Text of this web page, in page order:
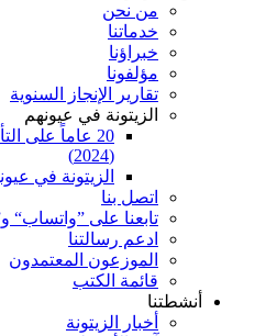
من نحن
خدماتنا
خبراؤنا
مؤلفونا
تقارير الإنجاز السنوية
الزيتونة في عيونهم
20 عاماً على
(2024)
الزيتونة في عيونهم
اتصل بنا
تابعنا على ”واتساب“
ادعم رسالتنا
الموزعون المعتمدون
قائمة الكتب
أنشطتنا
أخبار الزيتونة